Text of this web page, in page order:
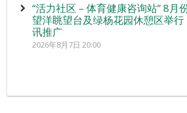
“活力社区 – 体育健康咨询站” 8月
望洋眺望台及绿杨花园休憩区举
讯推广
2026年8月7日 20:00